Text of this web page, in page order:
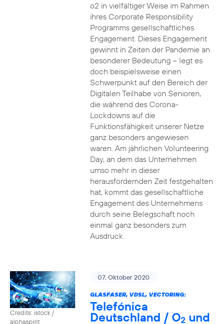
o2 in vielfältiger Weise im Rahmen
ihres Corporate Responsibility
Programms gesellschaftliches
Engagement. Dieses Engagement
gewinnt in Zeiten der Pandemie an
besonderer Bedeutung – legt es
doch beispielsweise einen
Schwerpunkt auf den Bereich der
Digitalen Teilhabe von Senioren,
die während des Corona-
Lockdowns auf die
Funktionsfähigkeit unserer Netze
ganz besonders angewiesen
waren. Am jährlichen Volunteering
Day, an dem das Unternehmen
umso mehr in dieser
herausfordernden Zeit festgehalten
hat, kommt das gesellschaftliche
Engagement des Unternehmens
durch seine Belegschaft noch
einmal ganz besonders zum
Ausdruck.
Credits: istock /
alphaspirit
07. Oktober 2020
GLASFASER, VDSL, VECTORING:
Telefónica
Deutschland / O2 und